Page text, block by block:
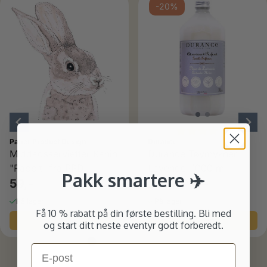
Paper Product Design
Middagsservietter Kanin
"Rabbit" fra PPD
59,-
På lager
Kjøp
-20%
4.8 av
231,- 289,-
Pakk smartere ✈️
Få 10 % rabatt på din første bestilling. Bli med
og start ditt neste eventyr godt forberedt.
Email